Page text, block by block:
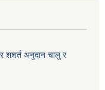
शशर्त अनुदान चालु र